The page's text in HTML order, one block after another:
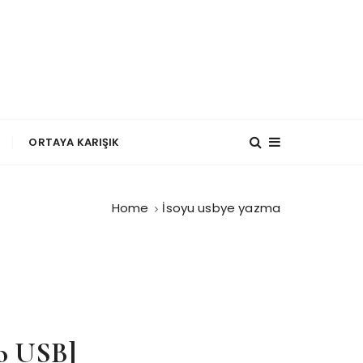
ORTAYA KARIŞIK
Home İsoyu usbye yazma
USB]